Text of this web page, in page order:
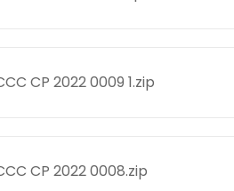
CP 2022 0009 1.zip
CP 2022 0008.zip